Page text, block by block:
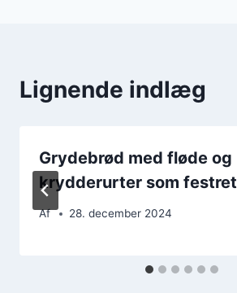
Lignende indlæg
Grydebrød med fløde og
krydderurter som festret
Af 28. december 2024